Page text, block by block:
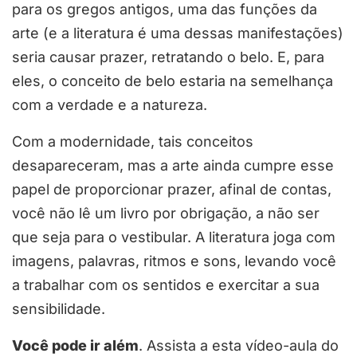
para os gregos antigos, uma das funções da
arte (e a literatura é uma dessas manifestações)
seria causar prazer, retratando o belo. E, para
eles, o conceito de belo estaria na semelhança
com a verdade e a natureza.
Com a modernidade, tais conceitos
desapareceram, mas a arte ainda cumpre esse
papel de proporcionar prazer, afinal de contas,
você não lê um livro por obrigação, a não ser
que seja para o vestibular. A literatura joga com
imagens, palavras, ritmos e sons, levando você
a trabalhar com os sentidos e exercitar a sua
sensibilidade.
Você pode ir além. Assista a esta vídeo-aula do